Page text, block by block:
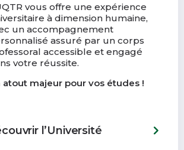
vous offre une expérience
à dimension humaine,
un accompagnement
assuré par un corps
accessible et engagé
votre réussite.
atout majeur pour vos études !
l’Université